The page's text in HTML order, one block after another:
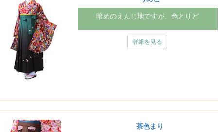
暗めのえんじ地ですが、色とりど
詳細を見る
茶色まり